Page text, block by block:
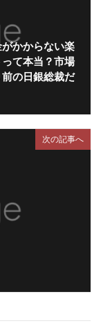
がかからない楽
て本当？市場
の日銀総裁だ
次の記事へ